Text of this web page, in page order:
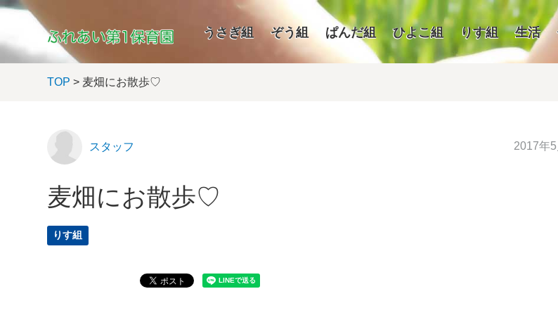
うさぎ組 ぞう組 ぱんだ組 ひよこ組 りす組 生活
TOP > 麦畑にお散歩♡
スタッフ 2017年
麦畑にお散歩♡
りす組